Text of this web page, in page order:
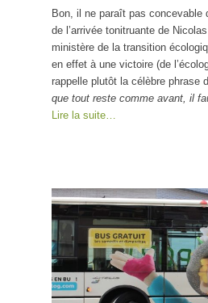
Bon, il ne paraît pas concevable
de l’arrivée tonitruante de
ministère de la transition
en effet à une victoire (de
rappelle plutôt la célèbre phrase
que tout reste comme avant, il
Lire la suite…